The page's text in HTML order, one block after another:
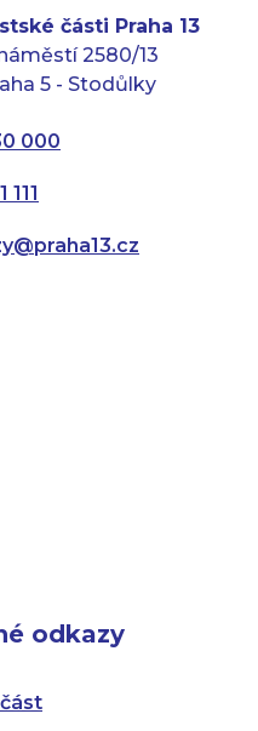
části Praha 13
2580/13
5 - Stodůlky
000
111
@praha13.cz
odkazy